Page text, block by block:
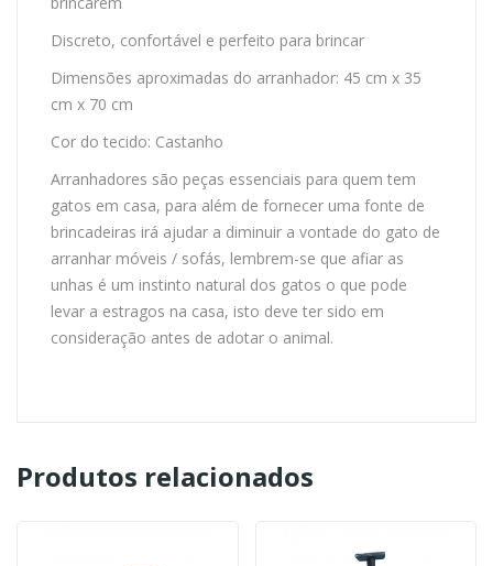
Discreto, confortável e perfeito para brincar
Dimensões aproximadas do arranhador: 45 cm x 35
cm x 70 cm
Cor do tecido: Castanho
Arranhadores são peças essenciais para quem tem
gatos em casa, para além de fornecer uma fonte de
brincadeiras irá ajudar a diminuir a vontade do gato de
arranhar móveis / sofás, lembrem-se que afiar as
unhas é um instinto natural dos gatos o que pode
levar a estragos na casa, isto deve ter sido em
consideração antes de adotar o animal.
Produtos relacionados